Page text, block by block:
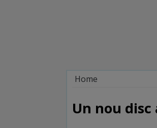
Home
Un nou